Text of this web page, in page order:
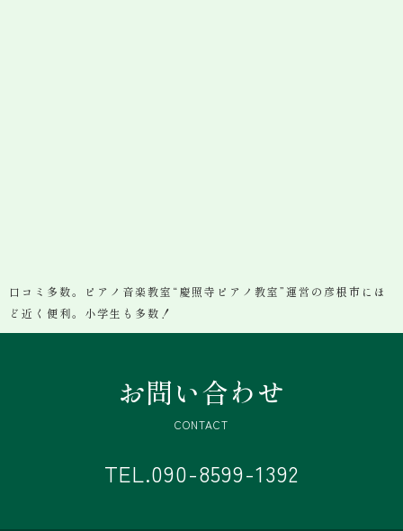
口コミ多数。ピアノ音楽教室“慶照寺ピアノ教室”運営の彦根市にほ
ど近く便利。小学生も多数！
お問い合わせ
CONTACT
TEL.090-8599-1392